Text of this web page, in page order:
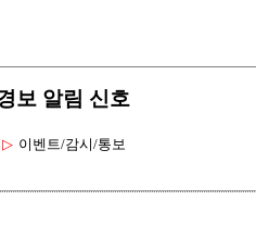
보 알림 신호
▷ 이벤트/감시/통보